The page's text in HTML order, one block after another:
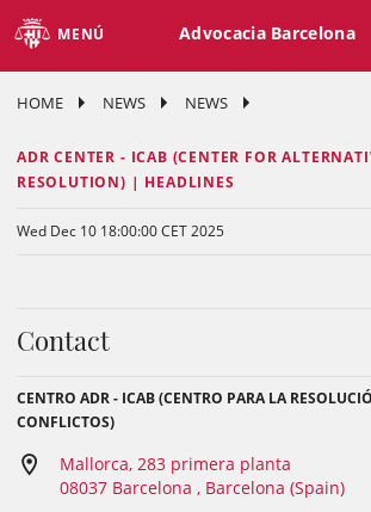
MENÚ Advocacia Barcelona
HOME NEWS NEWS
ADR CENTER - ICAB (CENTER FOR
RESOLUTION) | HEADLINES
Wed Dec 10 18:00:00 CET 2025
Contact
CENTRO ADR - ICAB (CENTRO PARA LA
CONFLICTOS)
Mallorca, 283 primera planta
08037 Barcelona , Barcelona (Spain)